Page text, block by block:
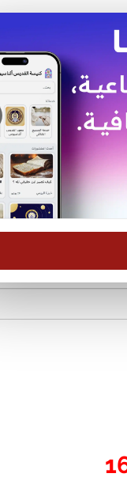
بحث في
الأكثر بحثًا: خبزنا
الرئيسية